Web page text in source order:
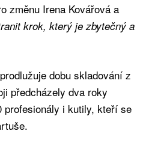
změnu Irena Kovářová a
krok, který je zbytečný a
dobu skladování z
předcházely dva roky
i kutily, kteří se